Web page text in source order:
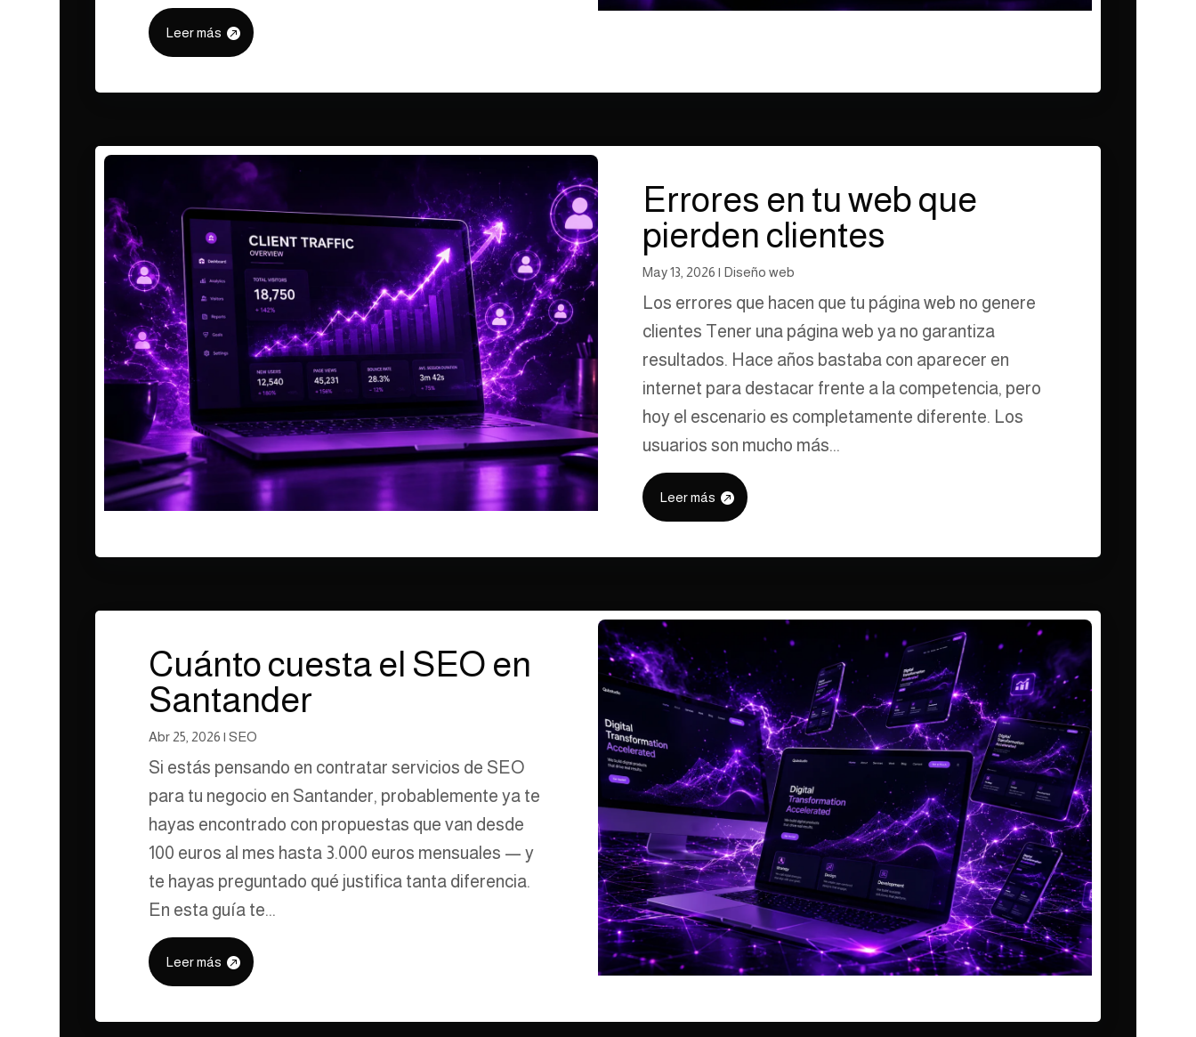
Leer más
Errores en tu web que
pierden clientes
May 13, 2026 | Diseño web
Los errores que hacen que tu página web no genere
clientes Tener una página web ya no garantiza
resultados. Hace años bastaba con aparecer en
internet para destacar frente a la competencia, pero
hoy el escenario es completamente diferente. Los
usuarios son mucho más...
Leer más
Cuánto cuesta el SEO en
Santander
Abr 25, 2026 |SEO
Si estás pensando en contratar servicios de SEO
para tu negocio en Santander, probablemente ya te
hayas encontrado con propuestas que van desde
100 euros al mes hasta 3.000 euros mensuales — y
te hayas preguntado qué justifica tanta diferencia.
En esta guía te...
Leer más